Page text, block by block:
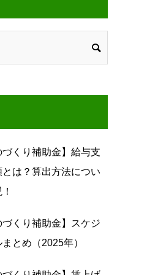
づくり補助金】給与支
とは？算出方法につい
づくり補助金】スケジ
まとめ（2025年）